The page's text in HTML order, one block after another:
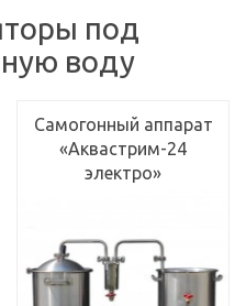
под
воду
Самогонный аппарат
«Аквастрим-24
электро»